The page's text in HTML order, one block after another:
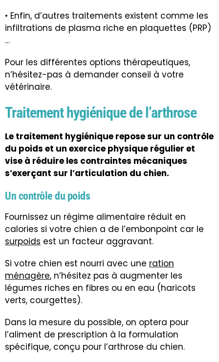
• Enfin, d’autres traitements existent comme les
infiltrations de plasma riche en plaquettes (PRP)
…
Pour les différentes options thérapeutiques,
n’hésitez-pas à demander conseil à votre
vétérinaire.
Traitement hygiénique de l’arthrose
Le traitement hygiénique repose sur un contrôle
du poids et un exercice physique régulier et
vise à réduire les contraintes mécaniques
s’exerçant sur l’articulation du chien.
Un contrôle du poids
Fournissez un régime alimentaire réduit en
calories si votre chien a de l’embonpoint car le
surpoids est un facteur aggravant.
Si votre chien est nourri avec une ration
ménagère, n’hésitez pas à augmenter les
légumes riches en fibres ou en eau (haricots
verts, courgettes).
Dans la mesure du possible, on optera pour
l’aliment de prescription à la formulation
spécifique, conçu pour l’arthrose du chien.